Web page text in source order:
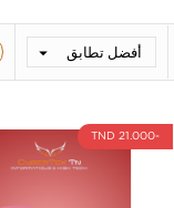
أفضل تطابق 
-21.000 TND